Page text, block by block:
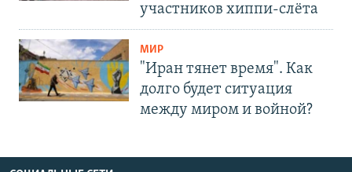
участников хиппи-слёта
МИР
"Иран тянет время". Как
долго будет ситуация
между миром и войной?